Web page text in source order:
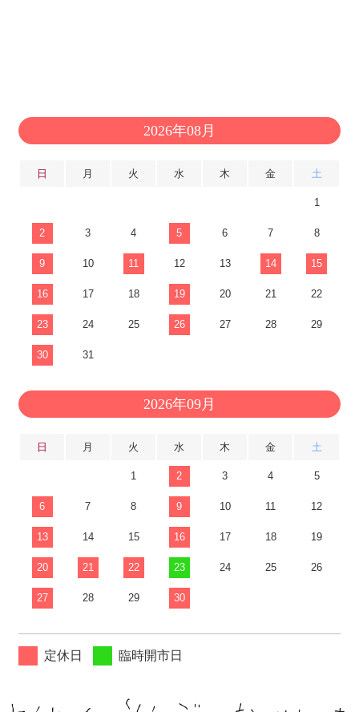
2026年08月
日 月 火 水 木 金 土
1
2 3 4 5 6 7 8
9 10 11 12 13 14 15
16 17 18 19 20 21 22
23 24 25 26 27 28 29
30 31
2026年09月
日 月 火 水 木 金 土
1 2 3 4 5
6 7 8 9 10 11 12
13 14 15 16 17 18 19
20 21 22 23 24 25 26
27 28 29 30
定休日 臨時開市日